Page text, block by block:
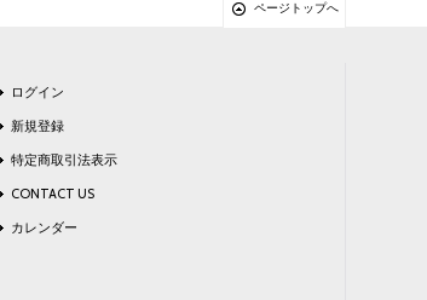
ページトップへ
ログイン
新規登録
特定商取引法表示
CONTACT US
カレンダー